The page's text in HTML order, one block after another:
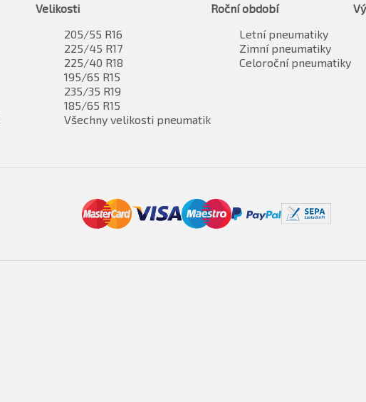
Velikosti
205/55 R16
225/45 R17
225/40 R18
195/65 R15
235/35 R19
185/65 R15
Všechny velikosti pneumatik
Roční období
Letní pneumatiky
Zimní pneumatiky
Celoroční pneumatiky